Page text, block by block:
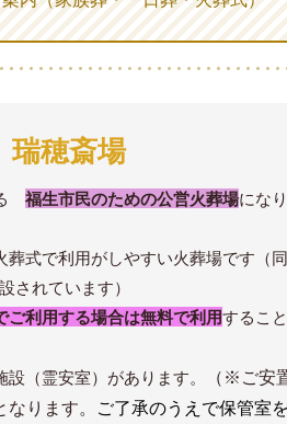
瑞穂斎場
る福生市民のための公営火葬場にな
葬式で利用がしやすい火葬場です（
されています）
ご利用する場合は無料で利用するこ
（霊安室）があります。
（※ご安
ります。
ご了承のうえで保管室